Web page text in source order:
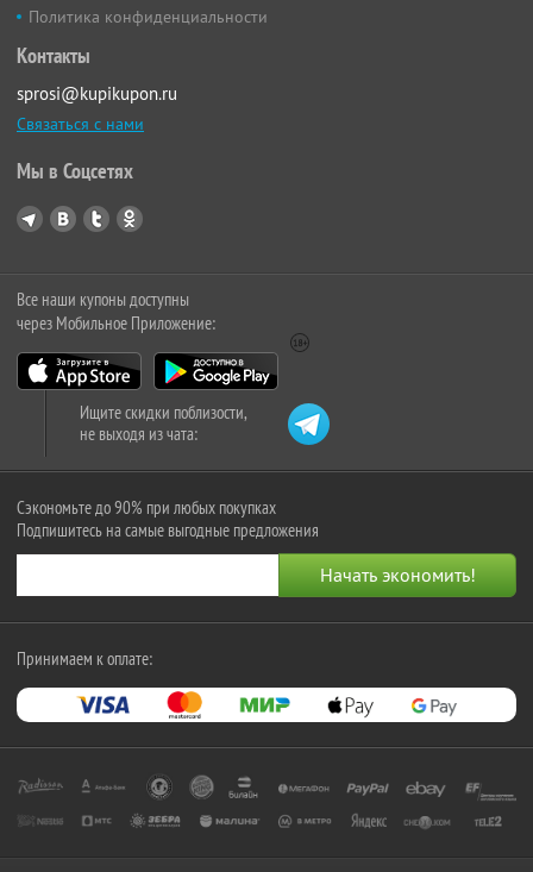
Политика конфиденциальности
Контакты
sprosi@kupikupon.ru
Связаться с нами
Мы в Соцсетях
Все наши купоны доступны
через Мобильное Приложение:
Ищите скидки поблизости,
не выходя из чата:
Сэкономьте до 90% при любых покупках
Подпишитесь на самые выгодные предложения
Принимаем к оплате: